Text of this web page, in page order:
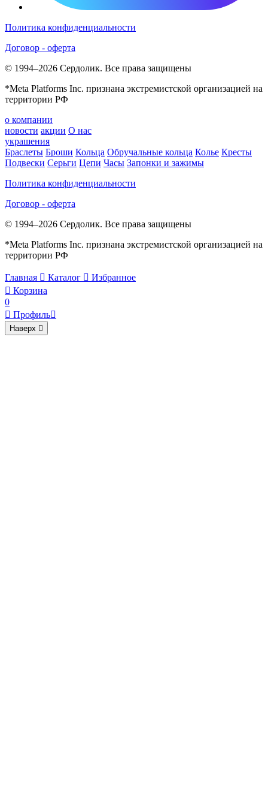
Политика конфиденциальности
Договор - оферта
© 1994–2026 Сердолик. Все права защищены
*Meta Platforms Inc. признана экстремистской организацией на
территории РФ
о компании
новости акции О нас
украшения
Браслеты Броши Кольца Обручальные кольца Колье Кресты
Подвески Серьги Цепи Часы Запонки и зажимы
Политика конфиденциальности
Договор - оферта
© 1994–2026 Сердолик. Все права защищены
*Meta Platforms Inc. признана экстремистской организацией на
территории РФ
Главная  Каталог  Избранное
 Корзина
0
 Профиль
Наверх 